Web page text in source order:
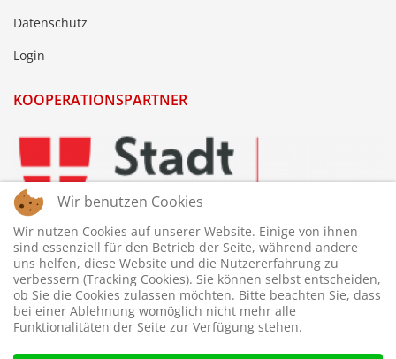
Datenschutz
Login
KOOPERATIONSPARTNER
Wir benutzen Cookies
Wir nutzen Cookies auf unserer Website. Einige von ihnen
sind essenziell für den Betrieb der Seite, während andere
uns helfen, diese Website und die Nutzererfahrung zu
verbessern (Tracking Cookies). Sie können selbst entscheiden,
ob Sie die Cookies zulassen möchten. Bitte beachten Sie, dass
bei einer Ablehnung womöglich nicht mehr alle
Funktionalitäten der Seite zur Verfügung stehen.